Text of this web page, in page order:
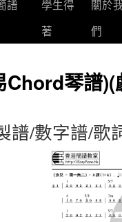
譜
學生得
著
關於
們
琴譜)(
譜/數字譜/歌